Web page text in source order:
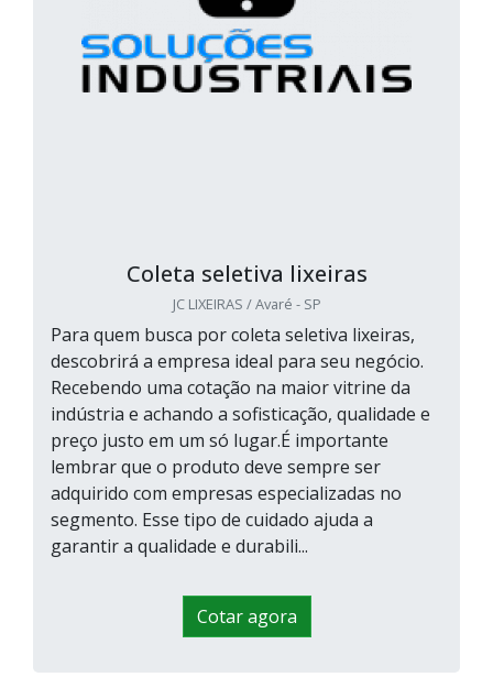
Coleta seletiva lixeiras
JC LIXEIRAS / Avaré - SP
Para quem busca por coleta seletiva lixeiras,
descobrirá a empresa ideal para seu negócio.
Recebendo uma cotação na maior vitrine da
indústria e achando a sofisticação, qualidade e
preço justo em um só lugar.É importante
lembrar que o produto deve sempre ser
adquirido com empresas especializadas no
segmento. Esse tipo de cuidado ajuda a
garantir a qualidade e durabili...
Cotar agora